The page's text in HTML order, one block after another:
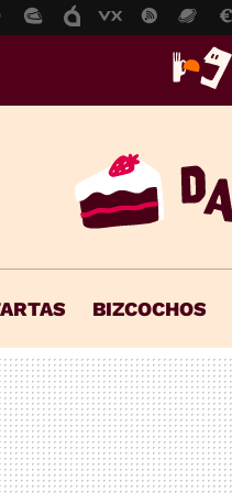
BIZCOCHOS